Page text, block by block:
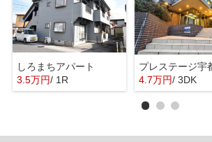
しろまちアパート
3.5万円/ 1R
プレステージ宇
4.7万円/ 3DK